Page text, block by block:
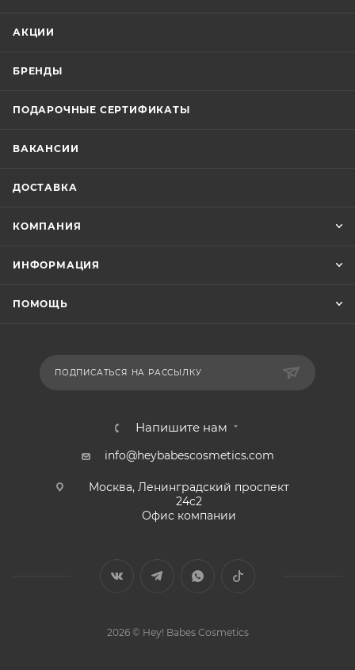
АКЦИИ
БРЕНДЫ
ПОДАРОЧНЫЕ СЕРТИФИКАТЫ
ВАКАНСИИ
ДОСТАВКА
КОМПАНИЯ
ИНФОРМАЦИЯ
ПОМОЩЬ
ПОДПИСАТЬСЯ НА РАССЫЛКУ
Напишите нам
info@heybabescosmetics.com
Москва, Ленинградский проспект
24с2
Офис компании
2026 © Hey! Babes Cosmetics